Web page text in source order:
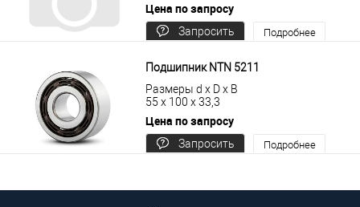
Цена по запросу
Запросить
Подробнее
Подшипник NTN 5211
Размеры d x D x B
55 x 100 x 33,3
Цена по запросу
Запросить
Подробнее